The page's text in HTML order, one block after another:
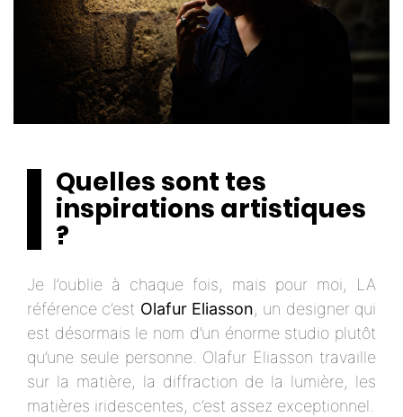
Quelles sont tes
inspirations artistiques
?
Je l’oublie à chaque fois, mais pour moi, LA
référence c’est Olafur Eliasson, un designer qui
est désormais le nom d’un énorme studio plutôt
qu’une seule personne. Olafur Eliasson travaille
sur la matière, la diffraction de la lumière, les
matières iridescentes, c’est assez exceptionnel.